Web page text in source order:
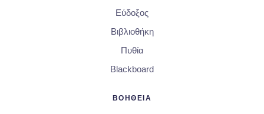
Εύδοξος
Βιβλιοθήκη
Πυθία
Blackboard
ΒΟΗΘΕΙΑ